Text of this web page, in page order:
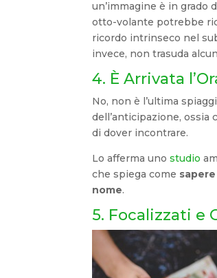
un’immagine è in grado
otto-volante potrebbe
ricordo intrinseco nel
invece, non trasuda
4. È Arrivata
No, non è l’ultima
dell’anticipazione,
di dover incontrare.
Lo afferma unostudio
che spiega come
nome.
5. Focalizzati e